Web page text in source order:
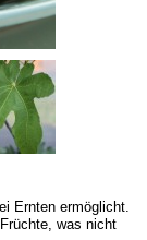
Ernten ermöglicht.
was nicht